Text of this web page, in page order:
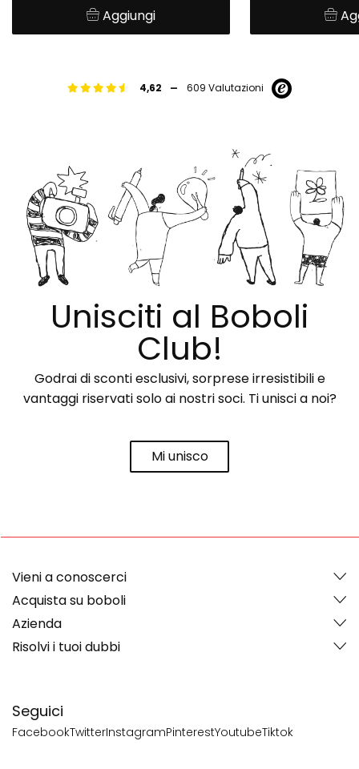
Aggiungi
4,62 - 609 Valutazioni
Unisciti al Boboli
Club!
Godrai di sconti esclusivi, sorprese irresistibili e
vantaggi riservati solo ai nostri soci. Ti unisci a noi?
Mi unisco
Seguici
FacebookTwitterInstagramPinterestYoutubeTiktok
Vieni a conoscerci
Acquista su boboli
Azienda
Risolvi i tuoi dubbi